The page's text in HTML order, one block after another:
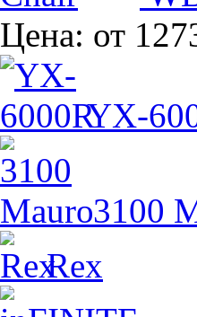
Цена: от
YX-
3100
Rex